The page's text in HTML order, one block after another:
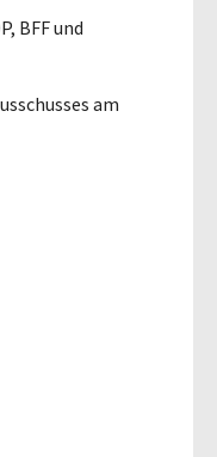
BFF und
am